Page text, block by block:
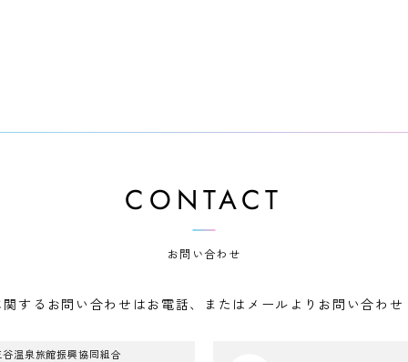
CONTACT
お問い合わせ
するお問い合わせはお電話、 またはメールよりお問い合わ
谷温泉旅館振興協同組合